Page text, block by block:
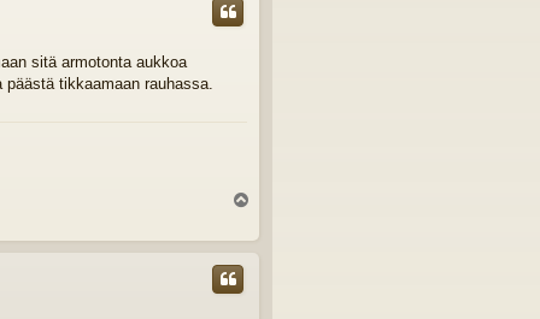
sitä armotonta aukkoa
tikkaamaan rauhassa.
ö
s